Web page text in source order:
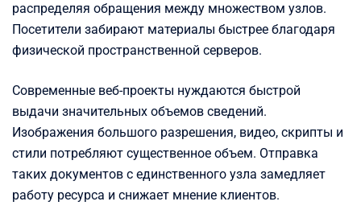
распределяя обращения между множеством узлов.
Посетители забирают материалы быстрее благодаря
физической пространственной серверов.
Современные веб-проекты нуждаются быстрой
выдачи значительных объемов сведений.
Изображения большого разрешения, видео, скрипты и
стили потребляют существенное объем. Отправка
таких документов с единственного узла замедляет
работу ресурса и снижает мнение клиентов.